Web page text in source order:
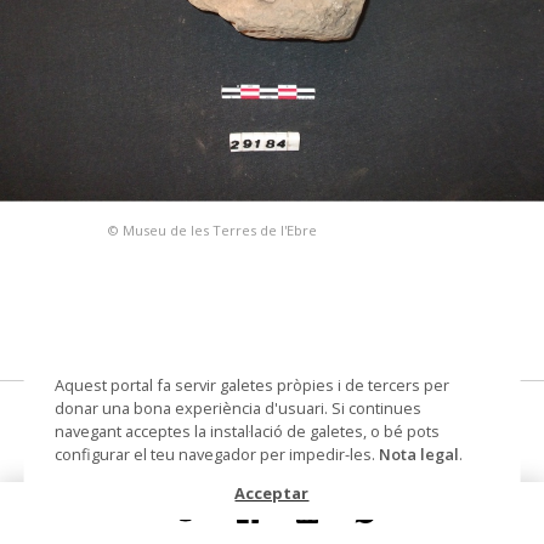
© Museu de les Terres de l'Ebre
L'Assut, 2007
pondus
Aquest portal fa servir galetes pròpies i de tercers per
donar una bona experiència d'usuari. Si continues
navegant acceptes la instal·lació de galetes, o bé pots
configurar el teu navegador per impedir-les. Nota legal.
Acceptar